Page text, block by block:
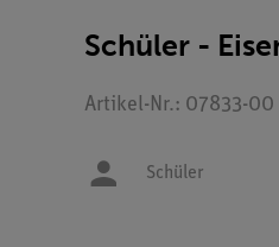
Schüler -
Artikel-Nr.: 07833-00
Schüler